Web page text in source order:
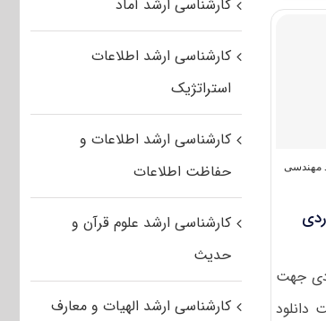
سوالات
دریانوردی
مهندسی
۹۰ دریانوردی
۱۳۹۰ دریانوردی جهت
دانلود
کارشناسی ارشد آماد
کارشناسی ارشد اطلاعات
استراتژیک
کارشناسی ارشد اطلاعات و
حفاظت اطلاعات
کارشناسی ارشد علوم قرآن و
حدیث
کارشناسی ارشد الهیات و معارف